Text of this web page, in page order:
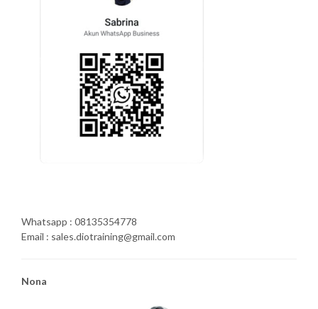
Whatsapp : 08135354778
Email : sales.diotraining@gmail.com
Nona